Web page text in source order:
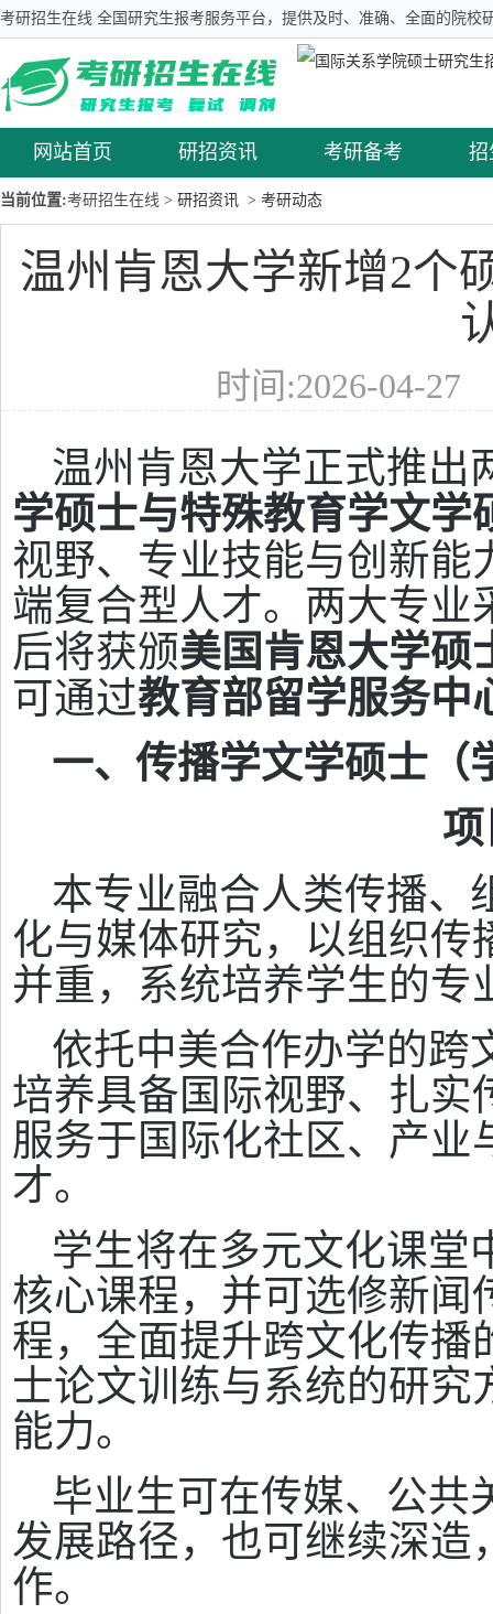
考研招生在线 全国研究生报考服务平台，提供及时、准确、全面的院校
网站首页 研招资讯 考研备考 招
当前位置:考研招生在线 > 研招资讯 > 考研动态
温州肯恩大学新增2个
时间:2026-04-
温州肯恩大学正式推
学硕士与特殊教育学文学
视野、专业技能与创新
端复合型人才。两大专业
后将获颁美国肯恩大学硕
可通过教育部留学服务中
一、传播学文学硕士（
本专业融合人类传播、
化与媒体研究，以组织
并重，系统培养学生的
依托中美合作办学的跨
培养具备国际视野、扎
服务于国际化社区、产
才。
学生将在多元文化课堂
核心课程，并可选修新
程，全面提升跨文化传
士论文训练与系统的研
能力。
毕业生可在传媒、公共
发展路径，也可继续深
作。